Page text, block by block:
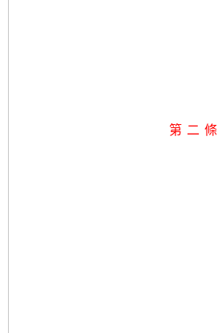
第 二 條